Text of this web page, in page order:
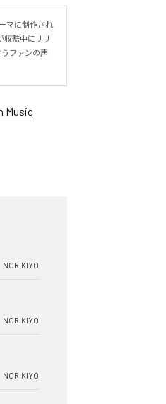
マに制作され
収監中にリリ
ファンの声
Music
NORIKIYO
NORIKIYO
NORIKIYO